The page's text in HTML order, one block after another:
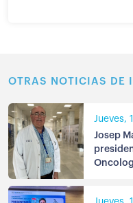
OTRAS NOTICIAS DE
Jueves,
Josep